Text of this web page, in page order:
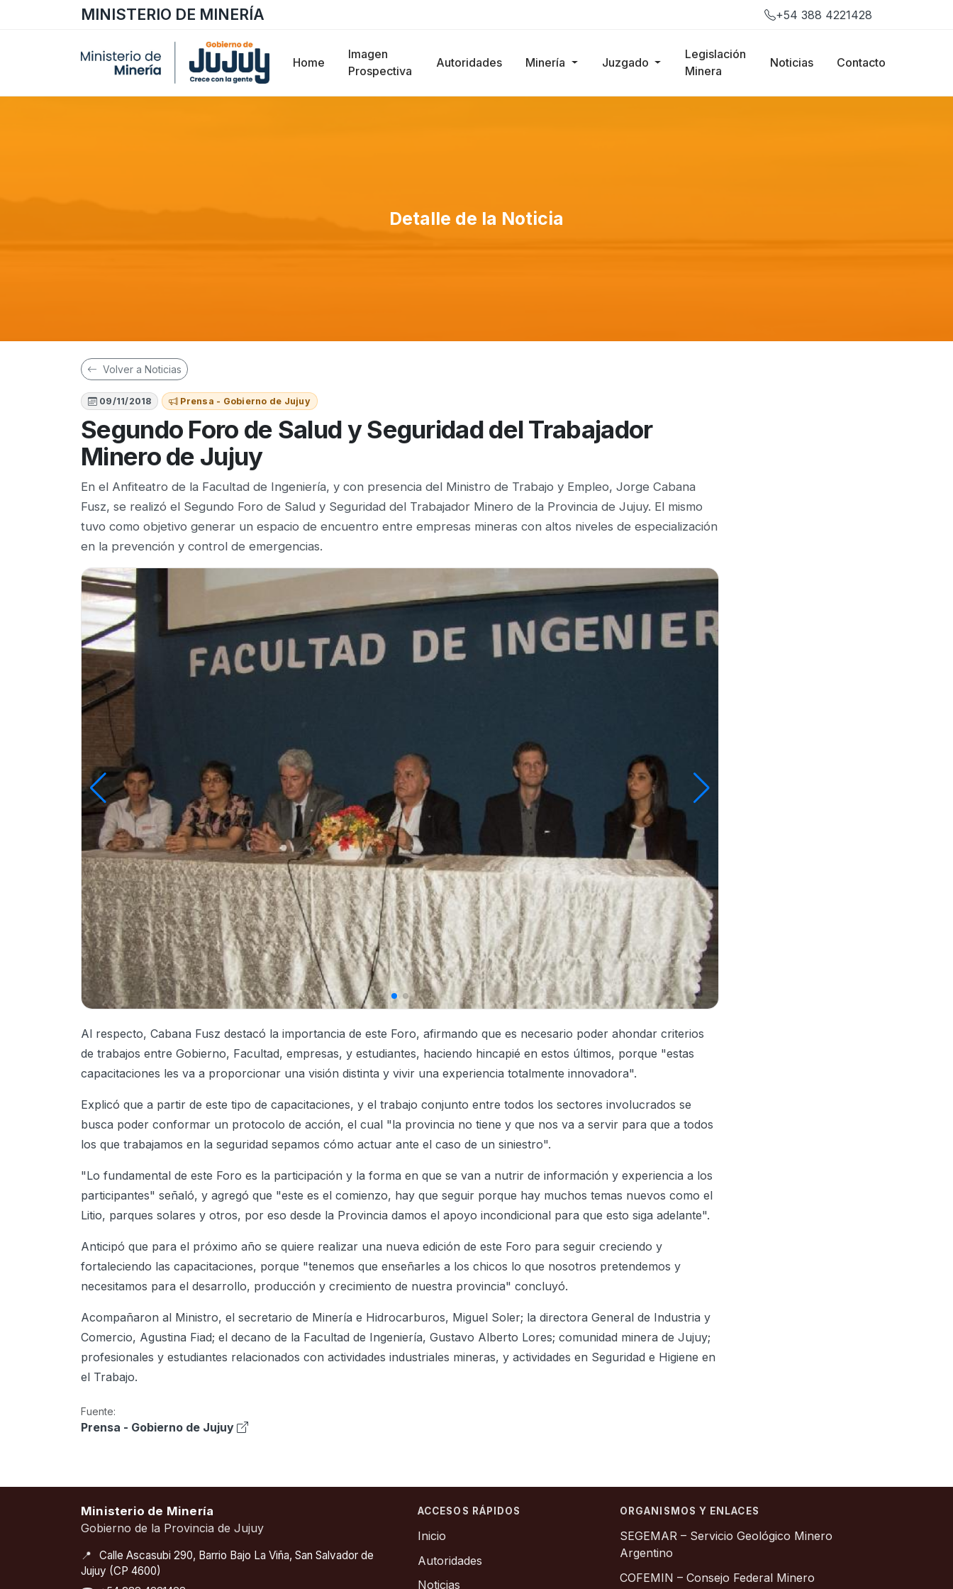
MINISTERIO DE MINERÍA +54 388 4221428
Home
Imagen
Prospectiva
Autoridades Minería Juzgado
Legislación
Minera
Noticias Contacto
Detalle de la Noticia
Volver a Noticias
09/11/2018 Prensa - Gobierno de Jujuy
Segundo Foro de Salud y Seguridad del Trabajador
Minero de Jujuy
En el Anfiteatro de la Facultad de Ingeniería, y con presencia del Ministro de Trabajo y Empleo, Jorge Cabana
Fusz, se realizó el Segundo Foro de Salud y Seguridad del Trabajador Minero de la Provincia de Jujuy. El mismo
tuvo como objetivo generar un espacio de encuentro entre empresas mineras con altos niveles de especialización
en la prevención y control de emergencias.
Al respecto, Cabana Fusz destacó la importancia de este Foro, afirmando que es necesario poder ahondar criterios
de trabajos entre Gobierno, Facultad, empresas, y estudiantes, haciendo hincapié en estos últimos, porque "estas
capacitaciones les va a proporcionar una visión distinta y vivir una experiencia totalmente innovadora".
Explicó que a partir de este tipo de capacitaciones, y el trabajo conjunto entre todos los sectores involucrados se
busca poder conformar un protocolo de acción, el cual "la provincia no tiene y que nos va a servir para que a todos
los que trabajamos en la seguridad sepamos cómo actuar ante el caso de un siniestro".
"Lo fundamental de este Foro es la participación y la forma en que se van a nutrir de información y experiencia a los
participantes" señaló, y agregó que "este es el comienzo, hay que seguir porque hay muchos temas nuevos como el
Litio, parques solares y otros, por eso desde la Provincia damos el apoyo incondicional para que esto siga adelante".
Anticipó que para el próximo año se quiere realizar una nueva edición de este Foro para seguir creciendo y
fortaleciendo las capacitaciones, porque "tenemos que enseñarles a los chicos lo que nosotros pretendemos y
necesitamos para el desarrollo, producción y crecimiento de nuestra provincia" concluyó.
Acompañaron al Ministro, el secretario de Minería e Hidrocarburos, Miguel Soler; la directora General de Industria y
Comercio, Agustina Fiad; el decano de la Facultad de Ingeniería, Gustavo Alberto Lores; comunidad minera de Jujuy;
profesionales y estudiantes relacionados con actividades industriales mineras, y actividades en Seguridad e Higiene en
el Trabajo.
Fuente:
Prensa - Gobierno de Jujuy
Ministerio de Minería
Gobierno de la Provincia de Jujuy
📍
Calle Ascasubi 290, Barrio Bajo La Viña, San Salvador de
Jujuy (CP 4600)
ACCESOS RÁPIDOS
Inicio
Autoridades
Noticias
ORGANISMOS Y ENLACES
SEGEMAR – Servicio Geológico Minero
Argentino
COFEMIN – Consejo Federal Minero